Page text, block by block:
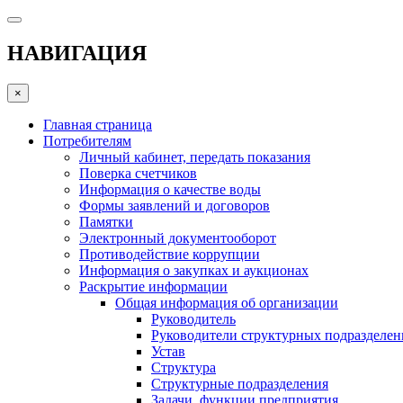
НАВИГАЦИЯ
×
Главная страница
Потребителям
Личный кабинет, передать показания
Поверка счетчиков
Информация о качестве воды
Формы заявлений и договоров
Памятки
Электронный документооборот
Противодействие коррупции
Информация о закупках и аукционах
Раскрытие информации
Общая информация об организации
Руководитель
Руководители структурных
Устав
Структура
Структурные подразделения
Задачи, функции предприятия